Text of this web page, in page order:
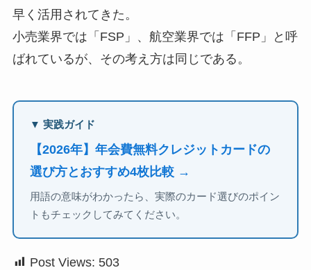
早く活用されてきた。
小売業界では「FSP」、航空業界では「FFP」と呼
ばれているが、その考え方は同じである。
▼ 実践ガイド
【2026年】年会費無料クレジットカードの
選び方とおすすめ4枚比較 →
用語の意味がわかったら、実際のカード選びのポイン
トもチェックしてみてください。
Post Views: 503